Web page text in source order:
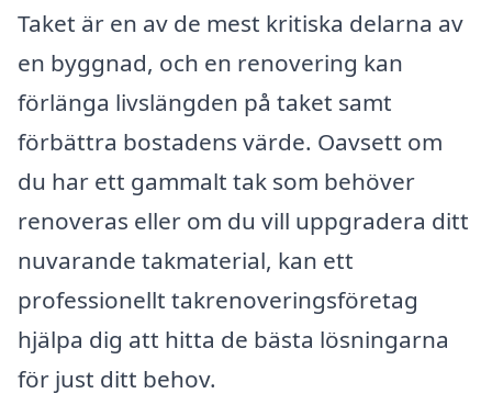
Taket är en av de mest kritiska delarna av
en byggnad, och en renovering kan
förlänga livslängden på taket samt
förbättra bostadens värde. Oavsett om
du har ett gammalt tak som behöver
renoveras eller om du vill uppgradera ditt
nuvarande takmaterial, kan ett
professionellt takrenoveringsföretag
hjälpa dig att hitta de bästa lösningarna
för just ditt behov.